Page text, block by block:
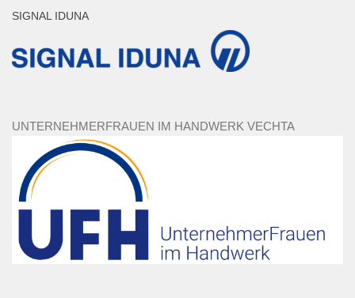
SIGNAL IDUNA
UNTERNEHMERFRAUEN IM HANDWERK VECHTA